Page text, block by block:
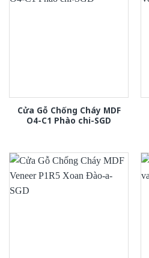
Cửa Gỗ Chống Cháy MDF
O4-C1 Phào chi-SGD